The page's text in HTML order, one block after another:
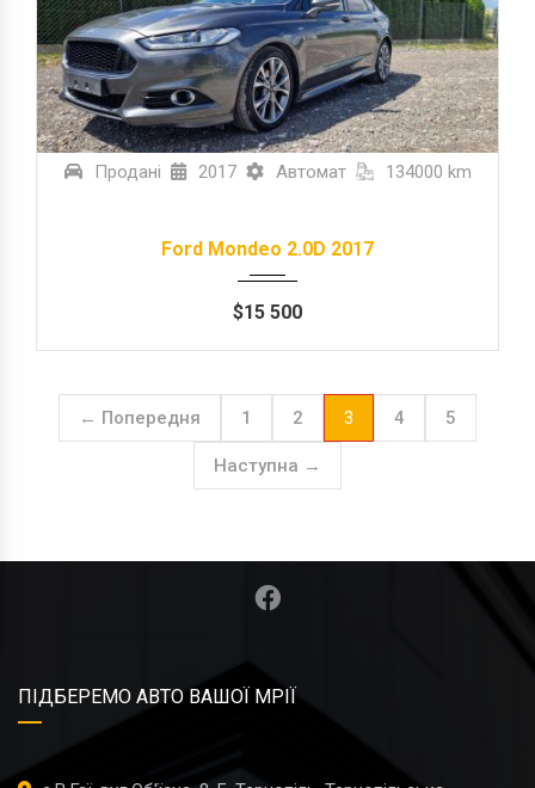
Продані 2017 Автомат 134000 km
Ford Mondeo 2.0D 2017
$15 500
← Попередня 1 2 3 4 5
Наступна →
ПІДБЕРЕМО АВТО ВАШОЇ МРІЇ